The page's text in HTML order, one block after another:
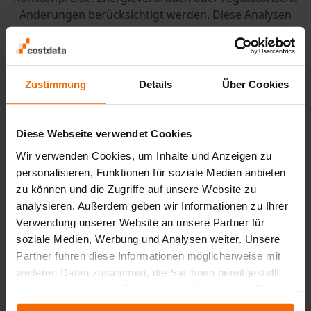
Zustimmung Details Über Cookies
Diese Webseite verwendet Cookies
Wir verwenden Cookies, um Inhalte und Anzeigen zu
personalisieren, Funktionen für soziale Medien anbieten
zu können und die Zugriffe auf unsere Website zu
analysieren. Außerdem geben wir Informationen zu Ihrer
Verwendung unserer Website an unsere Partner für
soziale Medien, Werbung und Analysen weiter. Unsere
Partner führen diese Informationen möglicherweise mit
weiteren Daten zusammen, die Sie ihnen bereitgestellt
gesammelt haben.
Änderungen berücksichtigt werden. Diese Analysen
ermöglichen es, fundierte Entscheidungen zu treffen,
bevor Kosten explodieren oder die Produktion ins
Stocken gerät. Besonders wertvoll ist die Möglichkeit,
Schwachstellen in der Produktion frühzeitig zu
Produktion Tool zu einem unverzichtbaren Instrument
Vorteile für
Unternehmen in der
Energiebranche
Der Einsatz eines Energieindustrie Kosten Produktion